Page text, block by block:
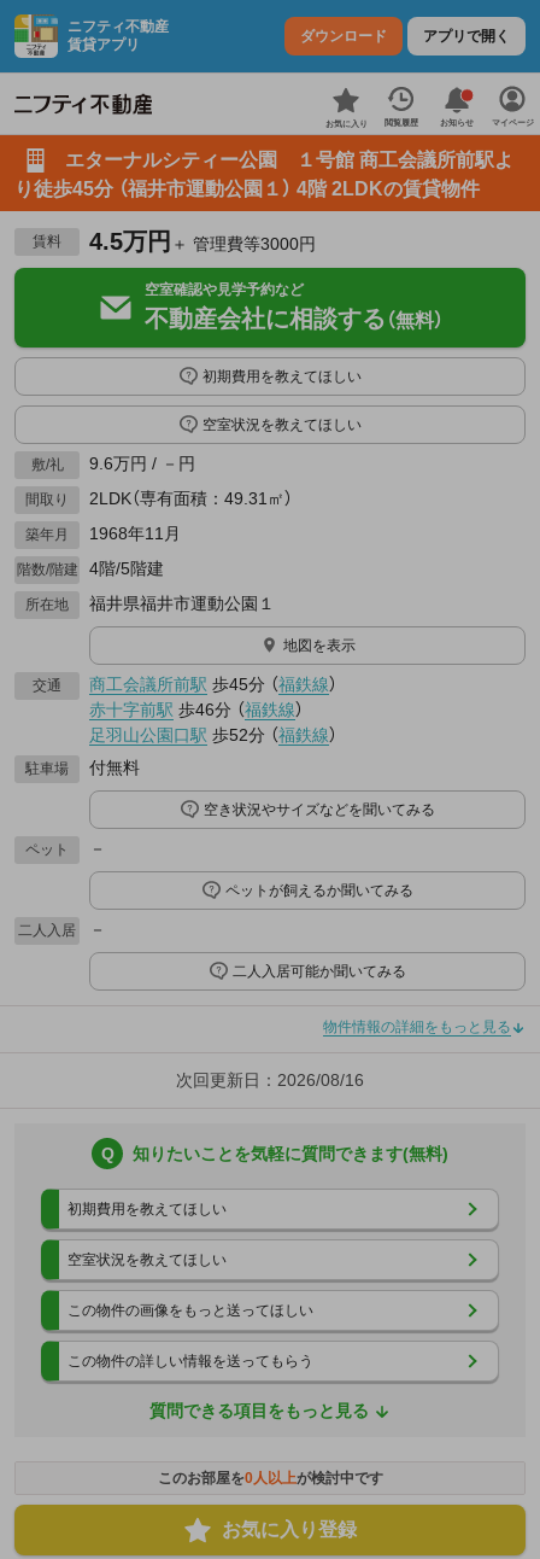
ニフティ不動産
賃貸アプリ
ダウンロード アプリで開く
お気に入り 閲覧履歴 お知らせ マイページ
エターナルシティー公園 １号館 商工会議所前駅よ
り徒歩45分 （福井市運動公園１） 4階 2LDKの賃貸物件
賃料 4.5万円 ＋ 管理費等3000円
空室確認や見学予約など
不動産会社に相談する （無料）
初期費用を教えてほしい
空室状況を教えてほしい
敷/礼 9.6万円 / －円
間取り 2LDK（専有面積：49.31㎡）
築年月 1968年11月
階数/階建 4階/5階建
所在地 福井県福井市運動公園１
地図を表示
交通 商工会議所前駅 歩45分 （福鉄線）
赤十字前駅 歩46分 （福鉄線）
足羽山公園口駅 歩52分 （福鉄線）
駐車場 付無料
空き状況やサイズなどを聞いてみる
ペット －
ペットが飼えるか聞いてみる
二人入居 －
二人入居可能か聞いてみる
物件情報の詳細をもっと見る
次回更新日：2026/08/16
Q 知りたいことを気軽に質問できます(無料)
初期費用を教えてほしい
空室状況を教えてほしい
この物件の画像をもっと送ってほしい
この物件の詳しい情報を送ってもらう
質問できる項目をもっと見る
このお部屋を0人以上が検討中です
お気に入り登録